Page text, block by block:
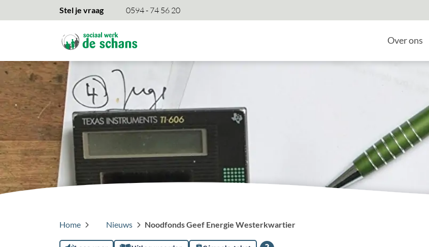
Stel je vraag 0594 - 74 56 20
HomeOver ons
Home Nieuws Noodfonds Geef Energie Westerkwartier